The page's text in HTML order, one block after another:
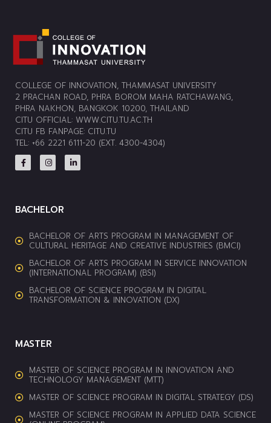
COLLEGE OF INNOVATION, THAMMASAT UNIVERSITY
2 PRACHAN ROAD, PHRA BOROM MAHA RATCHAWANG,
PHRA NAKHON, BANGKOK 10200, THAILAND
CITU OFFICIAL: WWW.CITU.TU.AC.TH
CITU FB FANPAGE: CITU.TU
TEL: +66 2221 6111-20 (EXT. 4300-4304)
BACHELOR
BACHELOR OF ARTS PROGRAM IN MANAGEMENT OF
CULTURAL HERITAGE AND CREATIVE INDUSTRIES (BMCI)
BACHELOR OF ARTS PROGRAM IN SERVICE INNOVATION
(INTERNATIONAL PROGRAM) (BSI)
BACHELOR OF SCIENCE PROGRAM IN DIGITAL
TRANSFORMATION & INNOVATION (DX)
MASTER
MASTER OF SCIENCE PROGRAM IN INNOVATION AND
TECHNOLOGY MANAGEMENT (MTT)
MASTER OF SCIENCE PROGRAM IN DIGITAL STRATEGY (DS)
MASTER OF SCIENCE PROGRAM IN APPLIED DATA SCIENCE